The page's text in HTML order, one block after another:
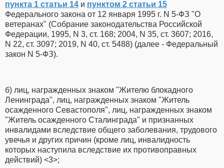
пункта 1 статьи 14 и пунктом 2 статьи 15
Федерального закона от 12 января 1995 г. N 5-ФЗ "О
ветеранах" (Собрание законодательства Российской
Федерации, 1995, N 3, ст. 168; 2004, N 35, ст. 3607; 2016,
N 22, ст. 3097; 2019, N 40, ст. 5488) (далее - Федеральный
закон N 5-ФЗ).
б) лиц, награжденных знаком "Жителю блокадного
Ленинграда", лиц, награжденных знаком "Житель
осажденного Севастополя", лиц, награжденных знаком
"Житель осажденного Сталинграда" и признанных
инвалидами вследствие общего заболевания, трудового
увечья и других причин (кроме лиц, инвалидность
которых наступила вследствие их противоправных
действий) <3>;